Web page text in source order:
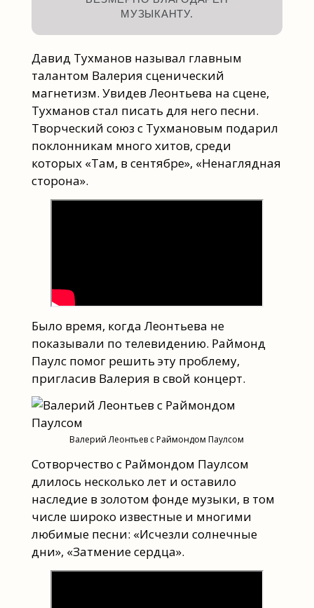
МУЗЫКАНТУ.
Давид Тухманов называл главным
талантом Валерия сценический
магнетизм. Увидев Леонтьева на сцене,
Тухманов стал писать для него песни.
Творческий союз с Тухмановым подарил
поклонникам много хитов, среди
которых «Там, в сентябре», «Ненаглядная
сторона».
Было время, когда Леонтьева не
показывали по телевидению. Раймонд
Паулс помог решить эту проблему,
пригласив Валерия в свой концерт.
Валерий Леонтьев с Раймондом Паулсом
Сотворчество с Раймондом Паулсом
длилось несколько лет и оставило
наследие в золотом фонде музыки, в том
числе широко известные и многими
любимые песни: «Исчезли солнечные
дни», «Затмение сердца».